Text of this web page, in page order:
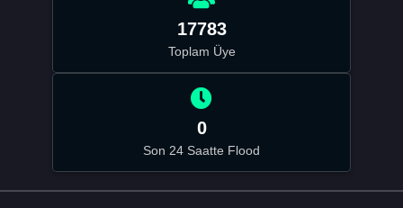
17783
Toplam Üye
0
Son 24 Saatte Flood